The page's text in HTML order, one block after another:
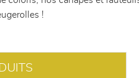
!